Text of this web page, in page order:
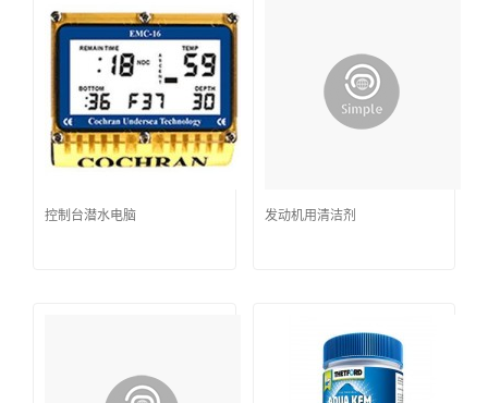
控制台潜水电脑 发动机用清洁剂